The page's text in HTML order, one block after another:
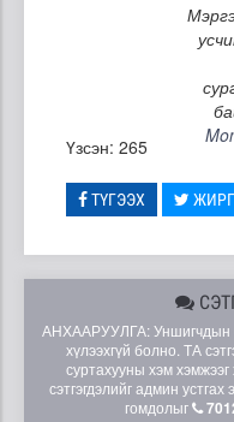
Үзсэн: 265
ТҮГЭЭХ
АНХААРУУЛГА: Уншигчдын
хүлээхгүй болно. ТА
суртахууны хэм хэмжээг
сэтгэгдэлийг админ
гомдолыг